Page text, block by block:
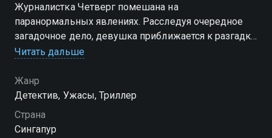
Журналистка Четверг помешана на
паранормальных явлениях. Расследуя очередное
загадочное дело, девушка приближается к разгадке
смерти своей матери 16 лет назад.
Читать дальше
Жанр
Детектив, Ужасы, Триллер
Страна
Сингапур